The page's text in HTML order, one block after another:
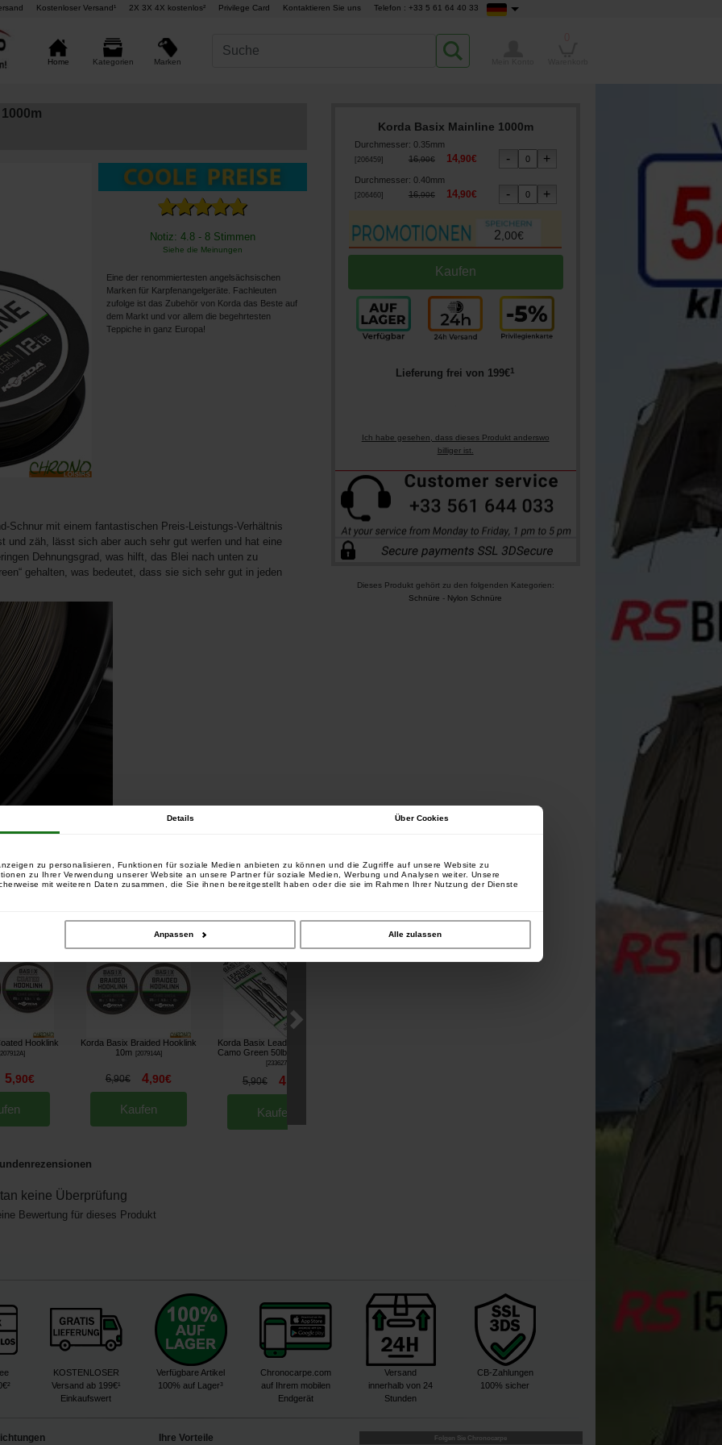
Details Über Cookies
zu personalisieren, Funktionen für soziale Medien anbieten zu können und die Zugriffe auf unsere Website zu
zu Ihrer Verwendung unserer Website an unsere Partner für soziale Medien, Werbung und Analysen weiter. Unsere
mit weiteren Daten zusammen, die Sie ihnen bereitgestellt haben oder die sie im Rahmen Ihrer Nutzung der Dienste
Anpassen Alle zulassen
Kostenloser Versand¹ 2X 3X 4X kostenlos² Privilege Card Kontaktieren Sie uns Telefon : +33 5 61 64 40 33
Home Kategorien Marken
Notiz: 4.8 - 8 Stimmen
Siehe die Meinungen
Eine der renommiertesten angelsächsischen
Marken für Karpfenangelgeräte. Fachleuten
zufolge ist das Zubehör von Korda das Beste auf
dem Markt und vor allem die begehrtesten
Teppiche in ganz Europa!
Korda Basix Mainline 1000m
Durchmesser: 0.35mm
206459] 16,90€ 14,90€
Durchmesser: 0.40mm
206460] 16,90€ 14,90€
2,00€
Lieferung frei von 199€1
Ich habe gesehen, dass dieses Produkt anderswo
billiger ist.
Dieses Produkt gehört zu den folgenden Kategorien:
Schnüre - Nylon Schnüre
Schnur mit einem fantastischen Preis-Leistungs-Verhältnis
und zäh, lässt sich aber auch sehr gut werfen und hat eine
Dehnungsgrad, was hilft, das Blei nach unten zu
gehalten, was bedeutet, dass sie sich sehr gut in jeden
von 0,35 mm oder 0,40 mm erhältlich, die die meisten
auf 1000-m-Spulen geliefert.
Hooklink
207912A]
5,90€
Korda Basix Braided Hooklink
10m
207914A]
6,90€ 4,90€
Kaufen
Korda Basix Lead Clip Leader
Camo Green 50lbs 50cm (x2)
233627]
5,90€ 4
Kaufen
keine Überprüfung
Bewertung für dieses Produkt
KOSTENLOSER
Versand ab 199€¹
Einkaufswert
Verfügbare Artikel
100% auf Lager³
Chronocarpe.com
auf Ihrem mobilen
Endgerät
Versand
innerhalb von 24
Stunden
CB-Zahlungen
100% sicher
Ihre Vorteile Folgen Sie Chronocarpe